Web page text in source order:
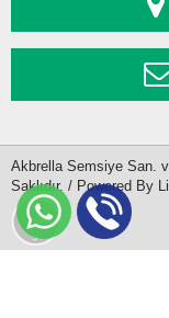
Akbrella Semsiye San.
Saklıdır. / Powered By